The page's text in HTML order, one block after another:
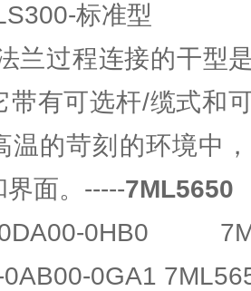
标准型
兰过程连接的干型
带有可选杆/缆式和
温的苛刻的环境中
面。-----7ML5650
0HB0
0GA1